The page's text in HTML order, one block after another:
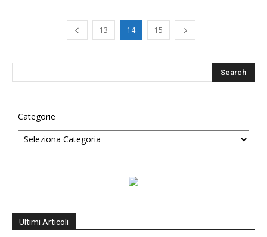
13 14 15
Categorie
Ultimi Articoli